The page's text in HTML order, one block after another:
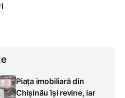
Piața imobiliară din
Chișinău își revine, iar